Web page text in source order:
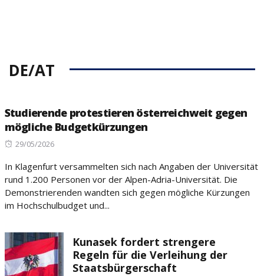
DE/AT
Studierende protestieren österreichweit gegen
mögliche Budgetkürzungen
Posted
29/05/2026
In Klagenfurt versammelten sich nach Angaben der Universität
rund 1.200 Personen vor der Alpen-Adria-Universität. Die
Demonstrierenden wandten sich gegen mögliche Kürzungen
im Hochschulbudget und...
Kunasek fordert strengere
Regeln für die Verleihung der
Staatsbürgerschaft